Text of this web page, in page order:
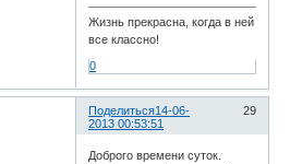
Жизнь прекрасна, когда в ней
все классно!
0
Поделиться 29
14-06-
2013 00:53:51
Доброго времени суток.